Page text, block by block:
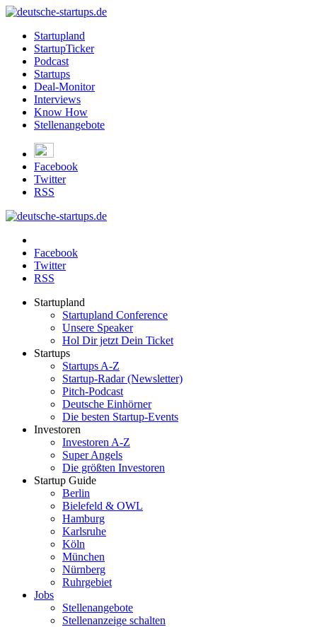
Startupland
StartupTicker
Podcast
Startups
Deal-Monitor
Interviews
Know How
Stellenangebote
Facebook
Twitter
RSS
Facebook
Twitter
RSS
Startupland
Startupland Conference
Unsere Speaker
Hol Dir jetzt Dein Ticket
Startups
Startups A-Z
Startup-Radar (Newsletter)
Pitch-Podcast
Deutsche Einhörner
Die besten Startup-Events
Investoren
Investoren A-Z
Super Angels
Die größten Investoren
Startup Guide
Berlin
Bielefeld & OWL
Hamburg
Karlsruhe
Köln
München
Nürnberg
Ruhrgebiet
Jobs
Stellenangebote
Stellenanzeige schalten